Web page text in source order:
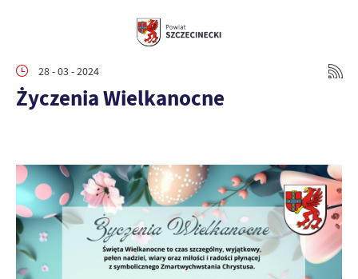
28 - 03 - 2024
Życzenia Wielkanocne